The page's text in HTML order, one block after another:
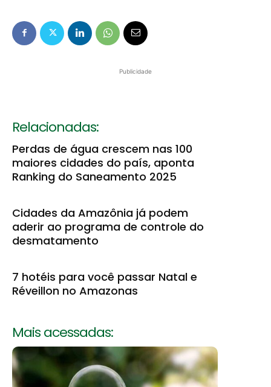
Publicidade
Relacionadas:
Perdas de água crescem nas 100
maiores cidades do país, aponta
Ranking do Saneamento 2025
Cidades da Amazônia já podem
aderir ao programa de controle do
desmatamento
7 hotéis para você passar Natal e
Réveillon no Amazonas
Mais acessadas: